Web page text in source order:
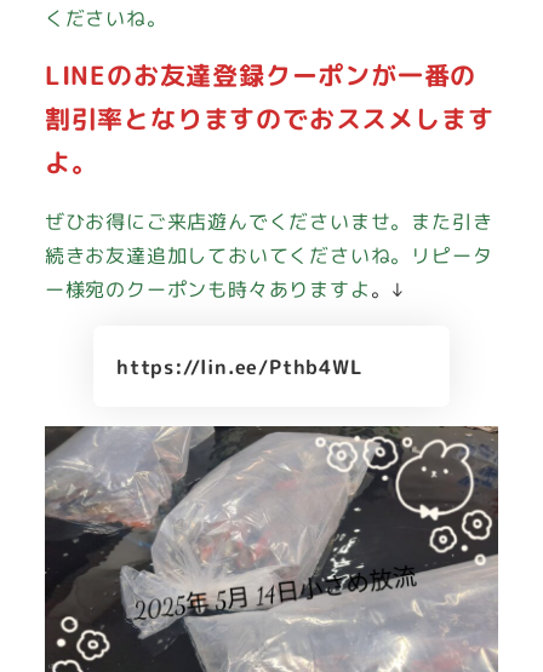
くださいね。
LINEのお友達登録クーポンが一番の
割引率となりますのでおススメします
よ。
ぜひお得にご来店遊んでくださいませ。また引き
続きお友達追加しておいてくださいね。リピータ
ー様宛のクーポンも時々ありますよ。↓
https://lin.ee/Pthb4WL